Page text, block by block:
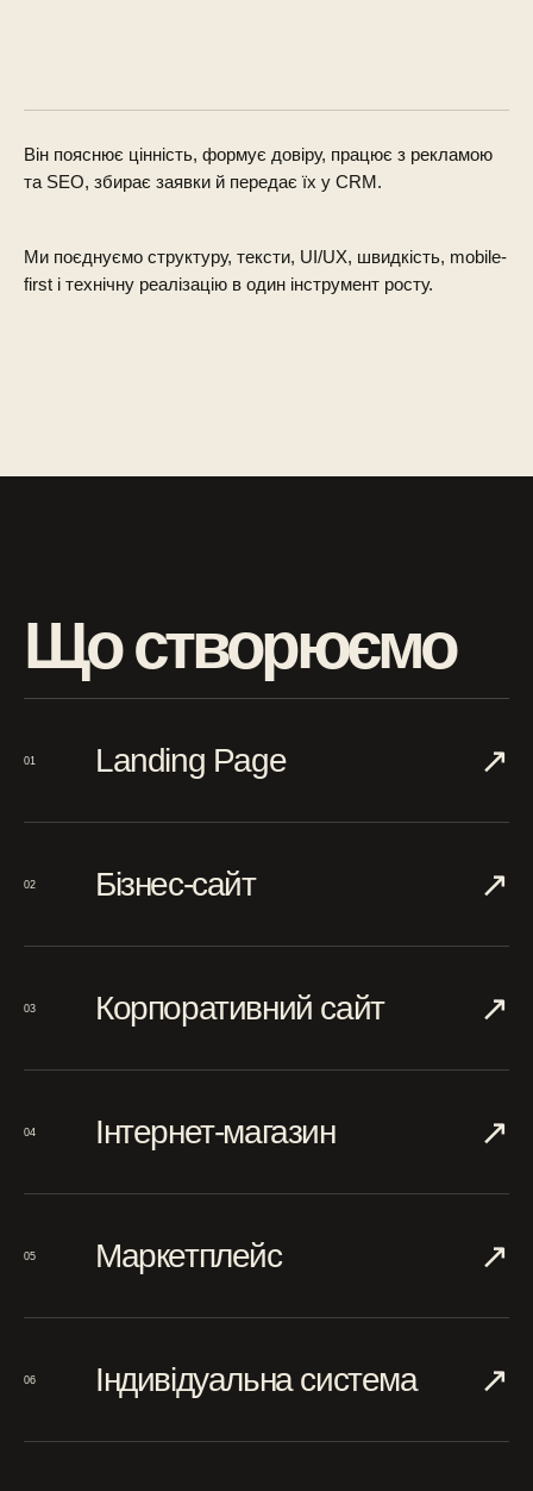
Він пояснює цінність, формує довіру, працює з рекламою
та SEO, збирає заявки й передає їх у CRM.
Ми поєднуємо структуру, тексти, UI/UX, швидкість, mobile-
first і технічну реалізацію в один інструмент росту.
Що створюємо
01 Landing Page ↗︎
02 Бізнес-сайт ↗︎
03 Корпоративний сайт ↗︎
04 Інтернет-магазин ↗︎
05 Маркетплейс ↗︎
06 Індивідуальна система ↗︎